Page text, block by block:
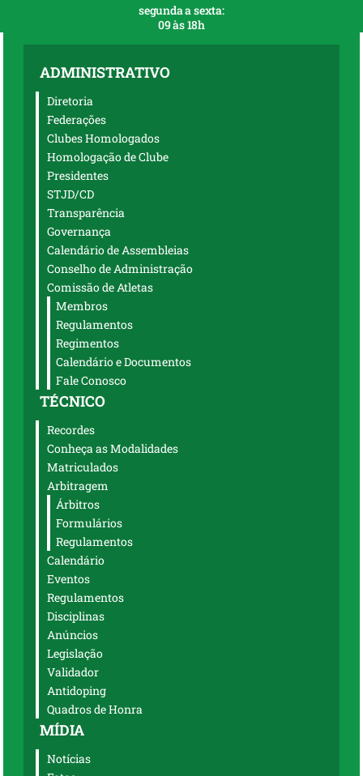
segunda a sexta:
09 às 18h
ADMINISTRATIVO
Diretoria
Federações
Clubes Homologados
Homologação de Clube
Presidentes
STJD/CD
Transparência
Governança
Calendário de Assembleias
Conselho de Administração
Comissão de Atletas
Membros
Regulamentos
Regimentos
Calendário e Documentos
Fale Conosco
TÉCNICO
Recordes
Conheça as Modalidades
Matriculados
Arbitragem
Árbitros
Formulários
Regulamentos
Calendário
Eventos
Regulamentos
Disciplinas
Anúncios
Legislação
Validador
Antidoping
Quadros de Honra
MÍDIA
Notícias